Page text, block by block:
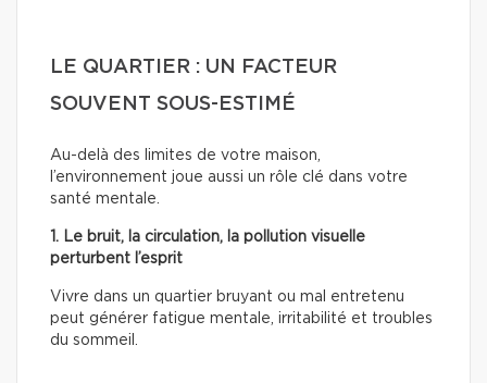
LE QUARTIER : UN FACTEUR
SOUVENT SOUS-ESTIMÉ
Au-delà des limites de votre maison,
l’environnement joue aussi un rôle clé dans votre
santé mentale.
1. Le bruit, la circulation, la pollution visuelle
perturbent l’esprit
Vivre dans un quartier bruyant ou mal entretenu
peut générer fatigue mentale, irritabilité et troubles
du sommeil.